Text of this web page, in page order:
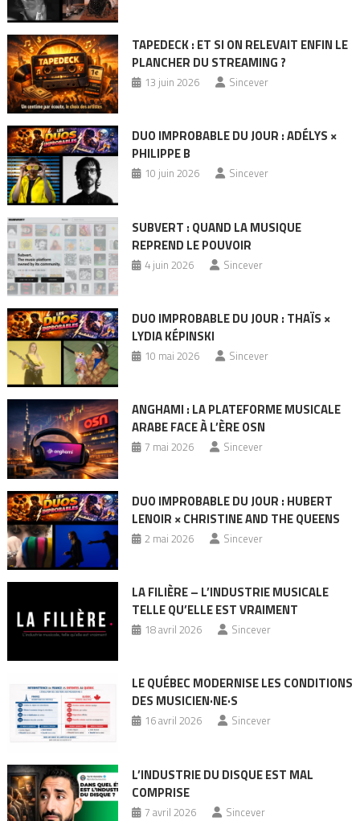
TAPEDECK : ET SI ON RELEVAIT ENFIN LE
PLANCHER DU STREAMING ?
13 juin 2026 Sincever
DUO IMPROBABLE DU JOUR : ADÉLYS ×
PHILIPPE B
10 juin 2026 Sincever
SUBVERT : QUAND LA MUSIQUE
REPREND LE POUVOIR
4 juin 2026 Sincever
DUO IMPROBABLE DU JOUR : THAÏS ×
LYDIA KÉPINSKI
10 mai 2026 Sincever
ANGHAMI : LA PLATEFORME MUSICALE
ARABE FACE À L’ÈRE OSN
7 mai 2026 Sincever
DUO IMPROBABLE DU JOUR : HUBERT
LENOIR × CHRISTINE AND THE QUEENS
2 mai 2026 Sincever
LA FILIÈRE – L’INDUSTRIE MUSICALE
TELLE QU’ELLE EST VRAIMENT
18 avril 2026 Sincever
LE QUÉBEC MODERNISE LES CONDITIONS
DES MUSICIEN·NE·S
16 avril 2026 Sincever
L’INDUSTRIE DU DISQUE EST MAL
COMPRISE
7 avril 2026 Sincever